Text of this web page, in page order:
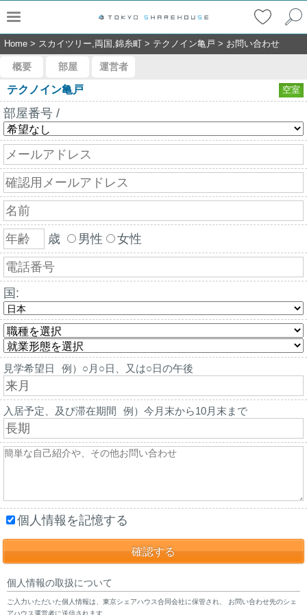
Home > スカイツリー,両国,錦糸町 > テクノイン亀戸 > お問い合わせ
概要 部屋 運営者
テクノイン亀戸 空室
部屋番号 /
歳 男性 女性
国:
見学希望日 例）○月○日、又は○日の午後
入居予定、及び滞在期間 例）今月末から10月末まで
個人情報を記憶する
個人情報の取扱について
ご入力いただいた個人情報は、東京シェアハウス合同会社に保管され、 お問い合わせ先のシェ
アハウス運営者に送信されます。